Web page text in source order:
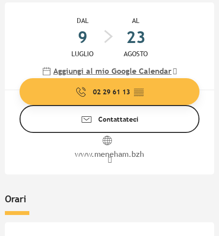
DAL
9
LUGLIO
AL
23
AGOSTO
Aggiungi al mio Google Calendar
02 29 61 13 ▒▒
Contattateci
www.meneham.bzh
Orari